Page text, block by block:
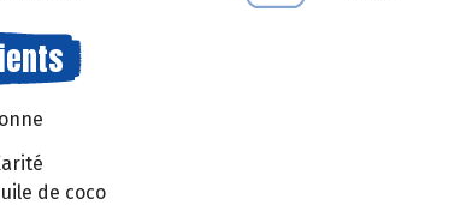
de coco